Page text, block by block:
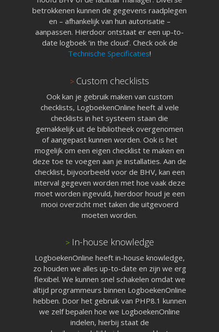
betrokkenen kunnen de gegevens raadplegen
en – afhankelijk van hun autorisatie –
aanpassen. Hierdoor ontstaat er een up-to-
date logboek ‘in the cloud’. Check ook de
Technische Specificaties!
> Custom checklists
Ook kan je gebruik maken van custom
checklists, LogboekenOnline heeft al vele
checklists in het systeem staan die
gemakkelijk uit de bibliotheek overgenomen
of aangepast kunnen worden. Ook is het
mogelijk om een eigen checklist te maken en
deze toe te voegen aan je installaties. Aan de
checklist, bijvoorbeeld voor de BHV, kan een
interval gegeven worden met hoe vaak deze
moet worden ingevuld, hierdoor houd je een
mooi overzicht met taken die uitgevoerd
moeten worden.
> In-house knowledge
LogboekenOnline heeft in-house knowledge,
zo houden we alles up-to-date en zijn we erg
flexibel. We kunnen snel schakelen omdat we
altijd programmeurs binnen LogboekenOnline
hebben. Door het gebruik van PHP8.1 kunnen
we zelf bepalen hoe we LogboekenOnline
indelen, hierbij staat de
Pagina’s
Aanvragen
Pro aanvragen
Lite aanvragen
Modules
Ontdek
BMI & OAI
Legionellabeheer
Nood- en